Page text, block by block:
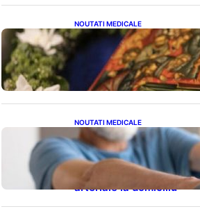
NOUTATI MEDICALE
Postul Adormirii Maicii
Domnului: Tradiții,
Superstiții și Implicații
Spiritualitate în 2026
NOUTATI MEDICALE
Îmbunătățirea sănătății
cardiovasculare: Patru
exerciții simple pentru
reducerea tensiunii
arteriale la domiciliu